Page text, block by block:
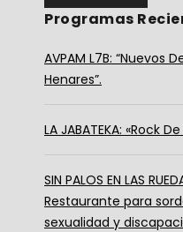
Programas
AVPAM L7B: “Nuevos
Henares”.
LA JABATEKA: «Rock
SIN PALOS EN LAS
Restaurante para
sexualidad y